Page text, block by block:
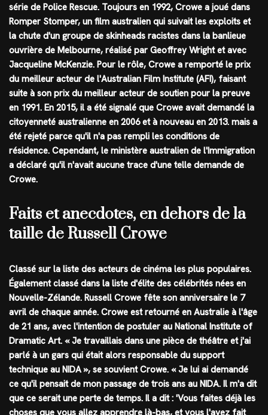
série de Police Rescue. Toujours en 1992, Crowe a joué dans
Romper Stomper, un film australien qui suivait les exploits et
la chute d'un groupe de skinheads racistes dans la banlieue
ouvrière de Melbourne, réalisé par Geoffrey Wright et avec
Jacqueline McKenzie. Pour le rôle, Crowe a remporté le prix
du meilleur acteur de l'Australian Film Institute (AFI), faisant
suite à son prix du meilleur acteur de soutien pour la preuve
en 1991. En 2015, il a été signalé que Crowe avait demandé la
citoyenneté australienne en 2006 et à nouveau en 2013. mais a
été rejeté parce qu'il n'a pas rempli les conditions de
résidence. Cependant, le ministère australien de l'Immigration
a déclaré qu'il n'avait aucune trace d'une telle demande de
Crowe.
Faits et anecdotes, en dehors de la
taille de Russell Crowe
Classé sur la liste des acteurs de cinéma les plus populaires.
Également classé dans la liste d'élite des célébrités nées en
Nouvelle-Zélande. Russell Crowe fête son anniversaire le 7
avril de chaque année. Crowe est retourné en Australie à l'âge
de 21 ans, avec l'intention de postuler au National Institute of
Dramatic Art. « Je travaillais dans une pièce de théâtre et j'ai
parlé à un gars qui était alors responsable du support
technique au NIDA », se souvient Crowe. « Je lui ai demandé
ce qu'il pensait de mon passage de trois ans au NIDA. Il m'a dit
que ce serait une perte de temps. Il a dit : 'Vous faites déjà les